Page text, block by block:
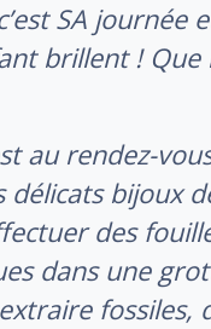
SA journée
brillent ! Que
au rendez-
délicats bijoux
des
dans une
fossiles,